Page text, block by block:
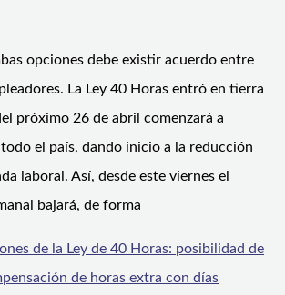
opciones debe existir acuerdo entre
La Ley 40 Horas entró en tierra
próximo 26 de abril comenzará a
el país, dando inicio a la reducción
laboral. Así, desde este viernes el
bajará, de forma
de la Ley de 40 Horas: posibilidad de
de horas extra con días